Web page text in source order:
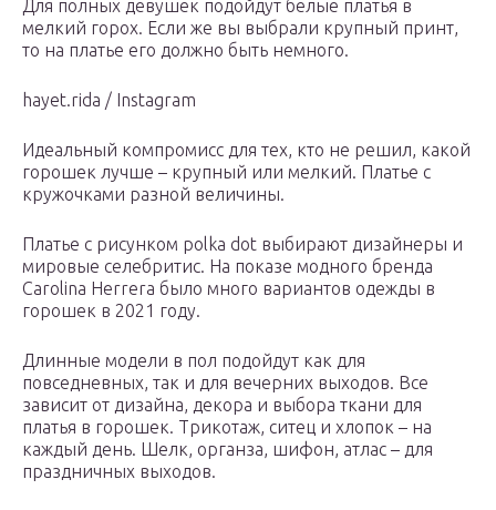
Для полных девушек подойдут белые платья в
мелкий горох. Если же вы выбрали крупный принт,
то на платье его должно быть немного.
hayet.rida / Instagram
Идеальный компромисс для тех, кто не решил, какой
горошек лучше – крупный или мелкий. Платье с
кружочками разной величины.
Платье с рисунком polka dot выбирают дизайнеры и
мировые селебритис. На показе модного бренда
Carolina Herrera было много вариантов одежды в
горошек в 2021 году.
Длинные модели в пол подойдут как для
повседневных, так и для вечерних выходов. Все
зависит от дизайна, декора и выбора ткани для
платья в горошек. Трикотаж, ситец и хлопок – на
каждый день. Шелк, органза, шифон, атлас – для
праздничных выходов.